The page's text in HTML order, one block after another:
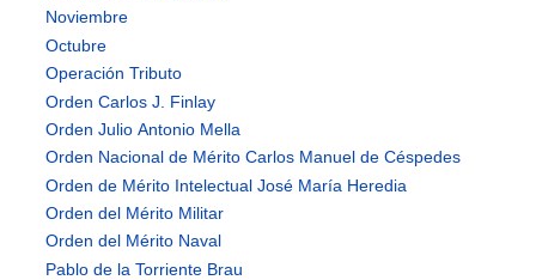
Noviembre
Octubre
Operación Tributo
Orden Carlos J. Finlay
Orden Julio Antonio Mella
Orden Nacional de Mérito Carlos Manuel de Céspedes
Orden de Mérito Intelectual José María Heredia
Orden del Mérito Militar
Orden del Mérito Naval
Pablo de la Torriente Brau